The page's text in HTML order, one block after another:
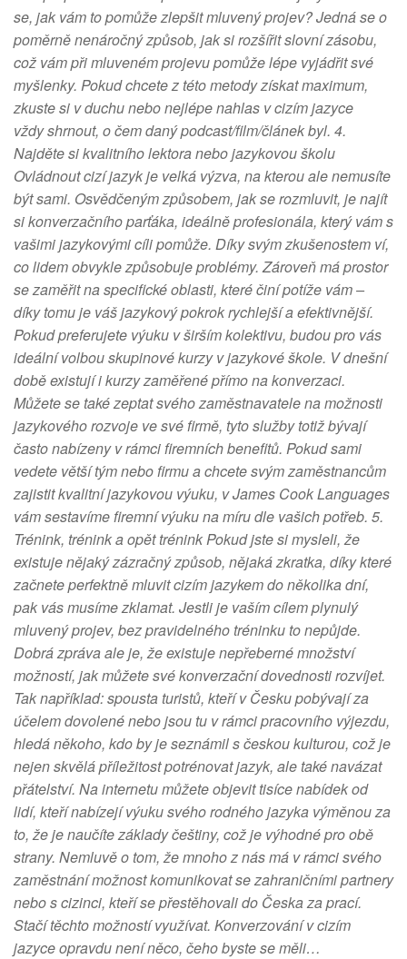
se, jak vám to pomůže zlepšit mluvený projev? Jedná se o
poměrně nenáročný způsob, jak si rozšířit slovní zásobu,
což vám při mluveném projevu pomůže lépe vyjádřit své
myšlenky. Pokud chcete z této metody získat maximum,
zkuste si v duchu nebo nejlépe nahlas v cizím jazyce
vždy shrnout, o čem daný podcast/film/článek byl. 4.
Najděte si kvalitního lektora nebo jazykovou školu
Ovládnout cizí jazyk je velká výzva, na kterou ale nemusíte
být sami. Osvědčeným způsobem, jak se rozmluvit, je najít
si konverzačního parťáka, ideálně profesionála, který vám s
vašimi jazykovými cíli pomůže. Díky svým zkušenostem ví,
co lidem obvykle způsobuje problémy. Zároveň má prostor
se zaměřit na specifické oblasti, které činí potíže vám –
díky tomu je váš jazykový pokrok rychlejší a efektivnější.
Pokud preferujete výuku v širším kolektivu, budou pro vás
ideální volbou skupinové kurzy v jazykové škole. V dnešní
době existují i kurzy zaměřené přímo na konverzaci.
Můžete se také zeptat svého zaměstnavatele na možnosti
jazykového rozvoje ve své firmě, tyto služby totiž bývají
často nabízeny v rámci firemních benefitů. Pokud sami
vedete větší tým nebo firmu a chcete svým zaměstnancům
zajistit kvalitní jazykovou výuku, v James Cook Languages
vám sestavíme firemní výuku na míru dle vašich potřeb. 5.
Trénink, trénink a opět trénink Pokud jste si mysleli, že
existuje nějaký zázračný způsob, nějaká zkratka, díky které
začnete perfektně mluvit cizím jazykem do několika dní,
pak vás musíme zklamat. Jestli je vaším cílem plynulý
mluvený projev, bez pravidelného tréninku to nepůjde.
Dobrá zpráva ale je, že existuje nepřeberné množství
možností, jak můžete své konverzační dovednosti rozvíjet.
Tak například: spousta turistů, kteří v Česku pobývají za
účelem dovolené nebo jsou tu v rámci pracovního výjezdu,
hledá někoho, kdo by je seznámil s českou kulturou, což je
nejen skvělá příležitost potrénovat jazyk, ale také navázat
přátelství. Na internetu můžete objevit tisíce nabídek od
lidí, kteří nabízejí výuku svého rodného jazyka výměnou za
to, že je naučíte základy češtiny, což je výhodné pro obě
strany. Nemluvě o tom, že mnoho z nás má v rámci svého
zaměstnání možnost komunikovat se zahraničními partnery
nebo s cizinci, kteří se přestěhovali do Česka za prací.
Stačí těchto možností využívat. Konverzování v cizím
jazyce opravdu není něco, čeho byste se měli…